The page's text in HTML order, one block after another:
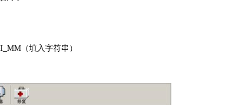
（填入字符串）